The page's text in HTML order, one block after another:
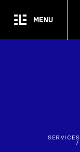
MENU
SERVICES
/